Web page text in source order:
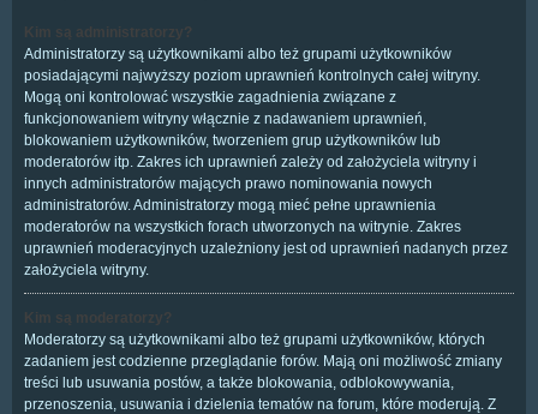
Kim są administratorzy?
Administratorzy są użytkownikami albo też grupami użytkowników
posiadającymi najwyższy poziom uprawnień kontrolnych całej witryny.
Mogą oni kontrolować wszystkie zagadnienia związane z
funkcjonowaniem witryny włącznie z nadawaniem uprawnień,
blokowaniem użytkowników, tworzeniem grup użytkowników lub
moderatorów itp. Zakres ich uprawnień zależy od założyciela witryny i
innych administratorów mających prawo nominowania nowych
administratorów. Administratorzy mogą mieć pełne uprawnienia
moderatorów na wszystkich forach utworzonych na witrynie. Zakres
uprawnień moderacyjnych uzależniony jest od uprawnień nadanych przez
założyciela witryny.
Kim są moderatorzy?
Moderatorzy są użytkownikami albo też grupami użytkowników, których
zadaniem jest codzienne przeglądanie forów. Mają oni możliwość zmiany
treści lub usuwania postów, a także blokowania, odblokowywania,
przenoszenia, usuwania i dzielenia tematów na forum, które moderują. Z